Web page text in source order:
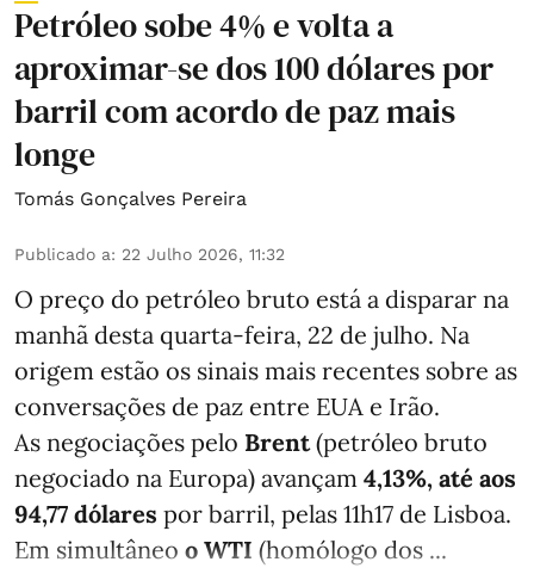
Petróleo sobe 4% e volta a
aproximar-se dos 100 dólares por
barril com acordo de paz mais
longe
Tomás Gonçalves Pereira
Publicado a: 22 Julho 2026, 11:32
O preço do petróleo bruto está a disparar na
manhã desta quarta-feira, 22 de julho. Na
origem estão os sinais mais recentes sobre as
conversações de paz entre EUA e Irão.
As negociações pelo Brent(petróleo bruto
negociado na Europa) avançam 4,13%, até aos
94,77 dólares por barril, pelas 11h17 de Lisboa.
Em simultâneo o WTI (homólogo dos ...